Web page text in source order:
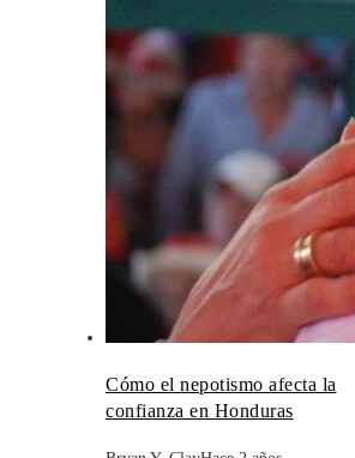
Cómo el nepotismo afecta la
confianza en Honduras